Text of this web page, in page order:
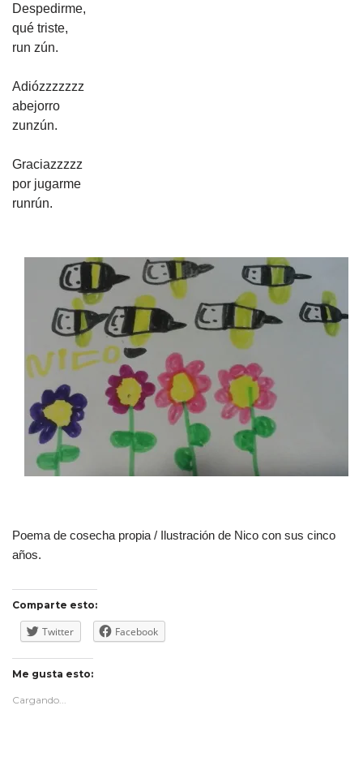
Despedirme,
qué triste,
run zún.
Adiózzzzzzz
abejorro
zunzún.
Graciazzzzz
por jugarme
runrún.
Poema de cosecha propia / Ilustración de Nico con sus cinco
años.
Comparte esto:
Twitter Facebook
Me gusta esto:
Cargando...